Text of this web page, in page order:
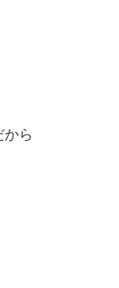
ら